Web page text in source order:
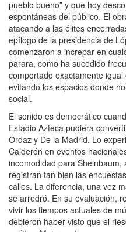
pueblo bueno” y que hoy
espontáneas del público. El
atacando a las élites
epílogo de la presidencia de
comenzaron a increpar en
parara, como ha sucedido
comportado exactamente
evitando los espacios donde
social.
El sonido es democrático
Estadio Azteca pudiera
Ordaz y De la Madrid. Lo
Calderón en eventos
incomodidad para
registran tan bien las
calles. La diferencia, una vez
se arredró. En su evaluación,
vivir los tiempos actuales de
debieron haber visto que el